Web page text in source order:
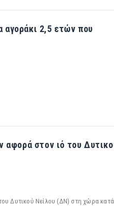
αγοράκι 2,5 ετών που
στον ιό του
Δυτικού Νείλου (ΔΝ) στη χώρα